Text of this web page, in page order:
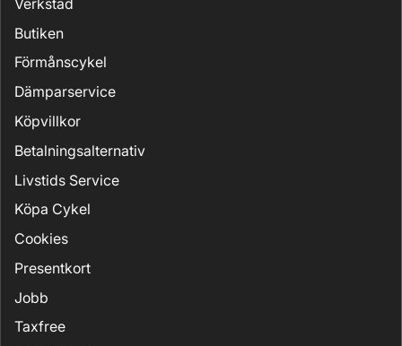
Butiken
Förmånscykel
Dämparservice
Köpvillkor
Betalningsalternativ
Livstids Service
Köpa Cykel
Cookies
Presentkort
Jobb
Taxfree